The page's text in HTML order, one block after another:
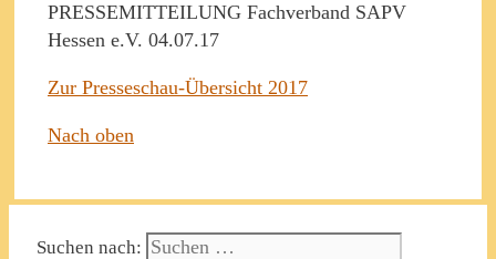
PRESSEMITTEILUNG Fachverband SAPV
Hessen e.V. 04.07.17
Zur Presseschau-Übersicht 2017
Nach oben
Suchen nach: